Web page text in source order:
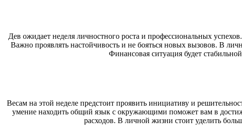
Дев ожидает неделя личностного роста и профессиональных
Важно проявлять настойчивость и не бояться новых вызовов. В
Финансовая ситуация будет
Весам на этой неделе предстоит проявить инициативу и
умение находить общий язык с окружающими поможет вам в
расходов. В личной жизни стоит уделить